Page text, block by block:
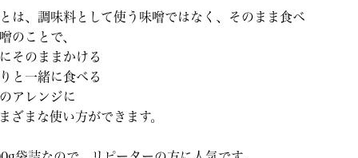
は、調味料として使う味噌ではなく、そのまま食べ
のことで、
そのままかける
と一緒に食べる
アレンジに
ざまな使い方ができます。